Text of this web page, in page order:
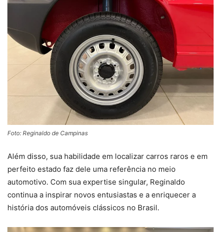
Foto: Reginaldo de Campinas
Além disso, sua habilidade em localizar carros raros e em
perfeito estado faz dele uma referência no meio
automotivo. Com sua expertise singular, Reginaldo
continua a inspirar novos entusiastas e a enriquecer a
história dos automóveis clássicos no Brasil.